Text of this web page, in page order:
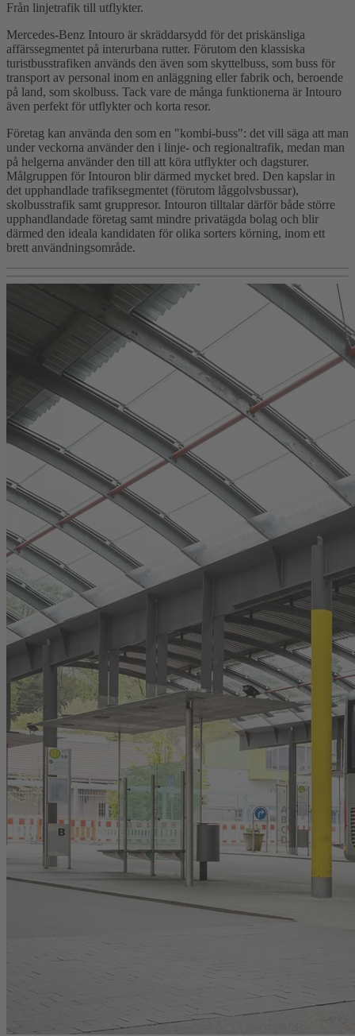
Från linjetrafik till utflykter.
Mercedes-Benz Intouro är skräddarsydd för det priskänsliga
affärssegmentet på interurbana rutter. Förutom den klassiska
turistbusstrafiken används den även som skyttelbuss, som buss för
transport av personal inom en anläggning eller fabrik och, beroende
på land, som skolbuss. Tack vare de många funktionerna är Intouro
även perfekt för utflykter och korta resor.
Företag kan använda den som en "kombi-buss": det vill säga att man
under veckorna använder den i linje- och regionaltrafik, medan man
på helgerna använder den till att köra utflykter och dagsturer.
Målgruppen för Intouron blir därmed mycket bred. Den kapslar in
det upphandlade trafiksegmentet (förutom låggolvsbussar),
skolbusstrafik samt gruppresor. Intouron tilltalar därför både större
upphandlandade företag samt mindre privatägda bolag och blir
därmed den ideala kandidaten för olika sorters körning, inom ett
brett användningsområde.